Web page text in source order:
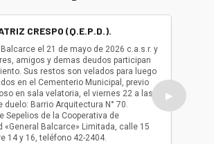
CRESPO (Q.E.P.D.).
el 21 de mayo de 2026 c.a.s.r. y
amigos y demas deudos participan
Sus restos son velados para luego
en el Cementerio Municipal, previo
en sala velatoria, el viernes 22 a las
duelo: Barrio Arquitectura N° 70.
Sepelios de la Cooperativa de
«General Balcarce» Limitada, calle 15
14 y 16, teléfono 42-2404.
ser
oficio
▶